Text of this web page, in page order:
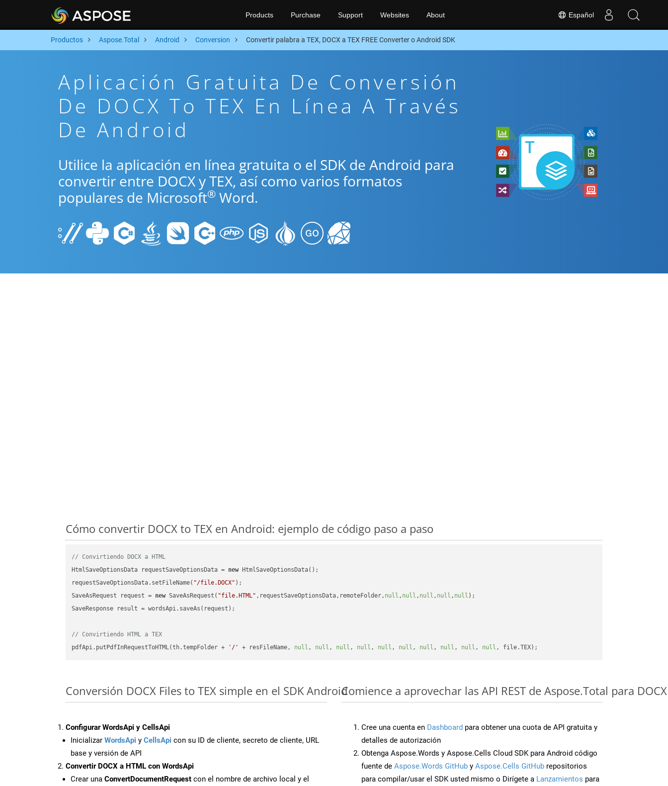
Español
Products Purchase Support Websites About
Productos Aspose.Total Android Conversion Convertir palabra a TEX, DOCX a TEX FREE Converter o Android SDK
Aplicación Gratuita De Conversión
De DOCX To TEX En Línea A Través
De Android
Utilice la aplicación en línea gratuita o el SDK de Android para
convertir entre DOCX y TEX, así como varios formatos
populares de Microsoft® Word.
Cómo convertir DOCX to TEX en Android: ejemplo de código paso a paso
// Convirtiendo DOCX a HTML
HtmlSaveOptionsData requestSaveOptionsData = new HtmlSaveOptionsData();
requestSaveOptionsData.setFileName( "/file.DOCX" );
SaveAsRequest request = new SaveAsRequest( "file.HTML" ,requestSaveOptionsData,remoteFolder, null , null , null , null , null );
SaveResponse result = wordsApi.saveAs(request);
// Convirtiendo HTML a TEX
pdfApi.putPdfInRequestToHTML(th.tempFolder +
'/' + resFileName, null , null , null , null , null , null , null , null , null , null
Conversión DOCX Files to TEX simple en el SDK Android
Configurar WordsApi y CellsApi
Inicializar WordsApi y CellsApi con su ID de cliente, secreto de cliente, URL
base y versión de API
Convertir DOCX a HTML con WordsApi
Crear una ConvertDocumentRequest con el nombre de archivo local y el
Comience a aprovechar las API REST de Aspose.Total para
Cree una cuenta en Dashboard para obtener una cuota de API gratuita y
detalles de autorización
Obtenga Aspose.Words y Aspose.Cells Cloud SDK para Android código
fuente de Aspose.Words GitHub y Aspose.Cells GitHub repositorios
para compilar/usar el SDK usted mismo o Dirígete a Lanzamientos para